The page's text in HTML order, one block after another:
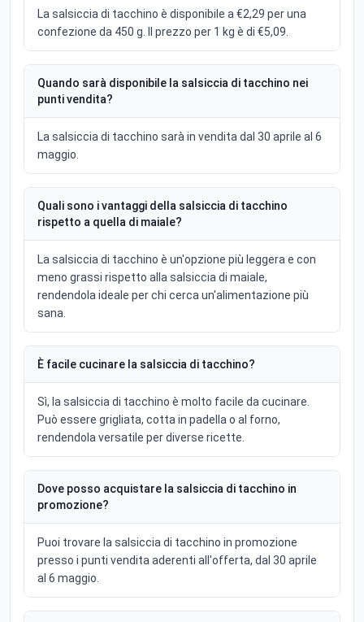
La salsiccia di tacchino è disponibile a €2,29 per una
confezione da 450 g. Il prezzo per 1 kg è di €5,09.
Quando sarà disponibile la salsiccia di tacchino nei
punti vendita?
La salsiccia di tacchino sarà in vendita dal 30 aprile al 6
maggio.
Quali sono i vantaggi della salsiccia di tacchino
rispetto a quella di maiale?
La salsiccia di tacchino è un'opzione più leggera e con
meno grassi rispetto alla salsiccia di maiale,
rendendola ideale per chi cerca un'alimentazione più
sana.
È facile cucinare la salsiccia di tacchino?
Sì, la salsiccia di tacchino è molto facile da cucinare.
Può essere grigliata, cotta in padella o al forno,
rendendola versatile per diverse ricette.
Dove posso acquistare la salsiccia di tacchino in
promozione?
Puoi trovare la salsiccia di tacchino in promozione
presso i punti vendita aderenti all'offerta, dal 30 aprile
al 6 maggio.